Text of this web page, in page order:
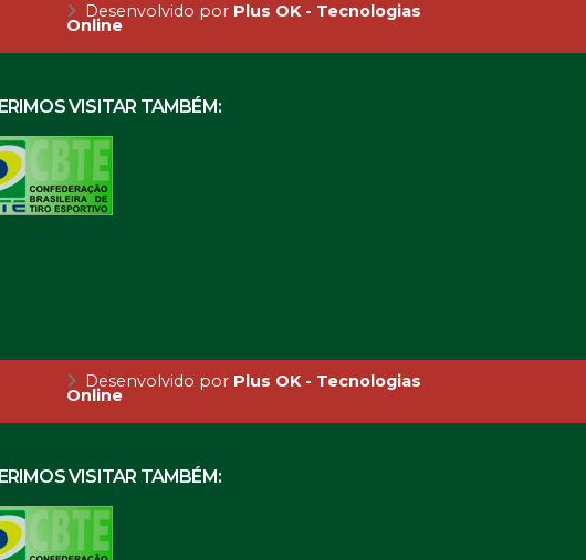
Desenvolvido por Plus OK - Tecnologias
Online
VISITAR TAMBÉM:
Desenvolvido por Plus OK - Tecnologias
Online
VISITAR TAMBÉM: